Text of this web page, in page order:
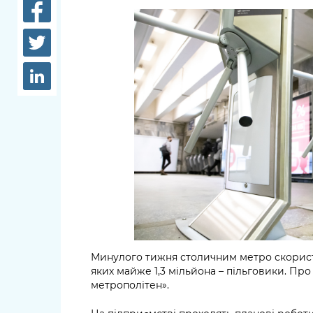
Структура
Рішення та розпорядження
Проєкти розпоряджень, що
перебувають на погодженні
КМВА
довідки
Лікарні
Освіта та
заклади
Дороги,
парковки
Минулого тижня столичним метро
яких майже 1,3 мільйона – пільговики.
метрополітен».